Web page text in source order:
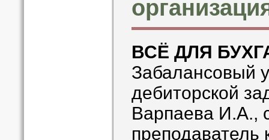
ВСЁ ДЛЯ
Забалансовый
дебиторской
Варпаева И.А.,